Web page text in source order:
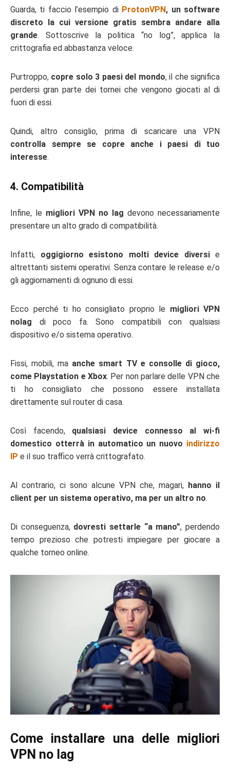
Guarda, ti faccio l’esempio di ProtonVPN, un software
discreto la cui versione gratis sembra andare alla
grande. Sottoscrive la politica “no log”, applica la
crittografia ed abbastanza veloce.
Purtroppo, copre solo 3 paesi del mondo, il che significa
perdersi gran parte dei tornei che vengono giocati al di
fuori di essi.
Quindi, altro consiglio, prima di scaricare una VPN
controlla sempre se copre anche i paesi di tuo
interesse.
4. Compatibilità
Infine, le migliori VPN no lag devono necessariamente
presentare un alto grado di compatibilità.
Infatti, oggigiorno esistono molti device diversie
altrettanti sistemi operativi. Senza contare le release e/o
gli aggiornamenti di ognuno di essi.
Ecco perché ti ho consigliato proprio le migliori VPN
nolag di poco fa. Sono compatibili con qualsiasi
dispositivo e/o sistema operativo.
Fissi, mobili, ma anche smart TV e consolle di gioco,
come Playstation e Xbox. Per non parlare delle VPN che
ti ho consigliato che possono essere installata
direttamente sul router di casa.
Così facendo,qualsiasi device connesso al wi-fi
domestico otterrà in automatico un nuovo indirizzo
IP e il suo traffico verrà crittografato.
Al contrario, ci sono alcune VPN che, magari, hanno il
client per un sistema operativo, ma per un altro no.
Di conseguenza, dovresti settarle “a mano”, perdendo
tempo prezioso che potresti impiegare per giocare a
qualche torneo online.
Come installare una delle migliori
VPN no lag